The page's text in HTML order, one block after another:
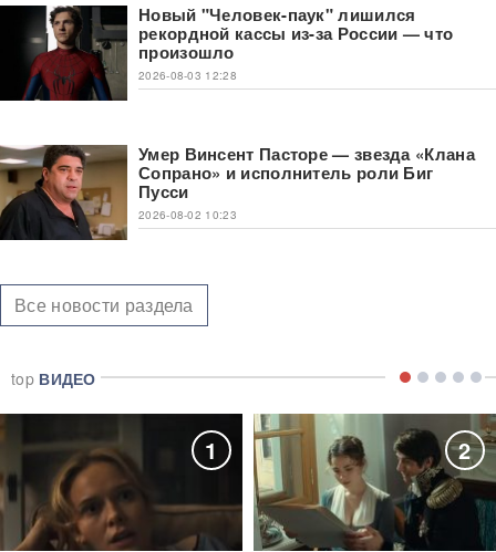
Новый "Человек-паук" лишился
рекордной кассы из-за России — что
произошло
2026-08-03 12:28
Умер Винсент Пасторе — звезда «Клана
Сопрано» и исполнитель роли Биг
Пусси
2026-08-02 10:23
Все новости раздела
top ВИДЕО
1 2